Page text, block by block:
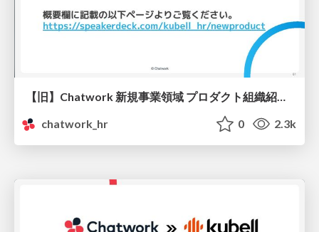
【旧】Chatwork 新規事業領域 プロダクト組織紹介（エンジニア向け）
chatwork_hr
0 2.3k